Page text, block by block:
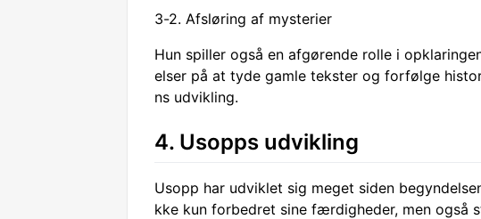
3-2. Afsløring af mysterier
Hun spiller også en afgørende rolle i
elser på at tyde gamle tekster og forfølge
ns udvikling.
4. Usopps udvikling
Usopp har udviklet sig meget siden
kke kun forbedret sine færdigheder, men også